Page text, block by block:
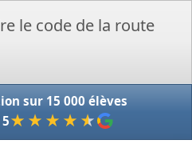
sur 15 000 élèves
★★★★ ★